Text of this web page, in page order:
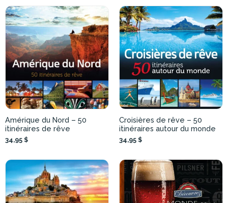
Amérique du Nord – 50
itinéraires de rêve
34,95 $
Croisières de rêve – 50
itinéraires autour du monde
34,95 $